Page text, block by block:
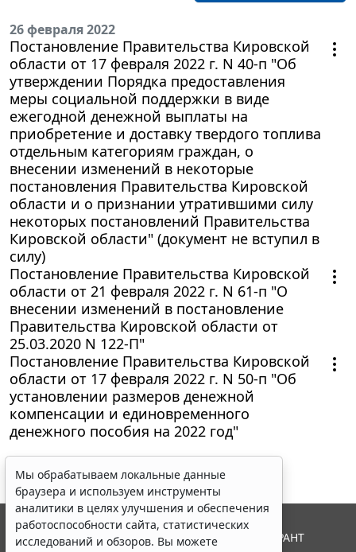
26 февраля 2022
Постановление Правительства Кировской
области от 17 февраля 2022 г. N 40-п "Об
утверждении Порядка предоставления
меры социальной поддержки в виде
ежегодной денежной выплаты на
приобретение и доставку твердого топлива
отдельным категориям граждан, о
внесении изменений в некоторые
постановления Правительства Кировской
области и о признании утратившими силу
некоторых постановлений Правительства
Кировской области" (документ не вступил в
силу)
Постановление Правительства Кировской
области от 21 февраля 2022 г. N 61-п "О
внесении изменений в постановление
Правительства Кировской области от
25.03.2020 N 122-П"
Постановление Правительства Кировской
области от 17 февраля 2022 г. N 50-п "Об
установлении размеров денежной
компенсации и единовременного
денежного пособия на 2022 год"
Мы обрабатываем локальные данные
браузера и используем инструменты
аналитики в целях улучшения и обеспечения
работоспособности сайта, статистических
исследований и обзоров. Вы можете
© ООО "НПП "ГАРАНТ-СЕРВИС", 2026. Система ГАРАНТ